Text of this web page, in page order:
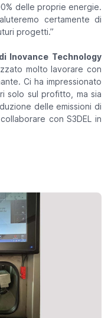
delle proprie energie.
certamente di
progetti.”
Inovance Technology
molto lavorare con
Ci ha impressionato
solo sul profitto, ma sia
delle emissioni di
con S3DEL in